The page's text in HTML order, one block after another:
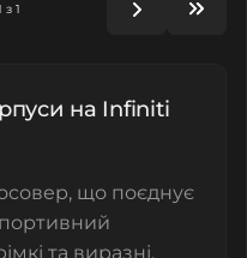
з 1
на Infiniti
що поєднує
та виразні,